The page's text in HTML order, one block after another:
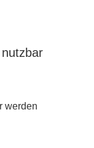
werden